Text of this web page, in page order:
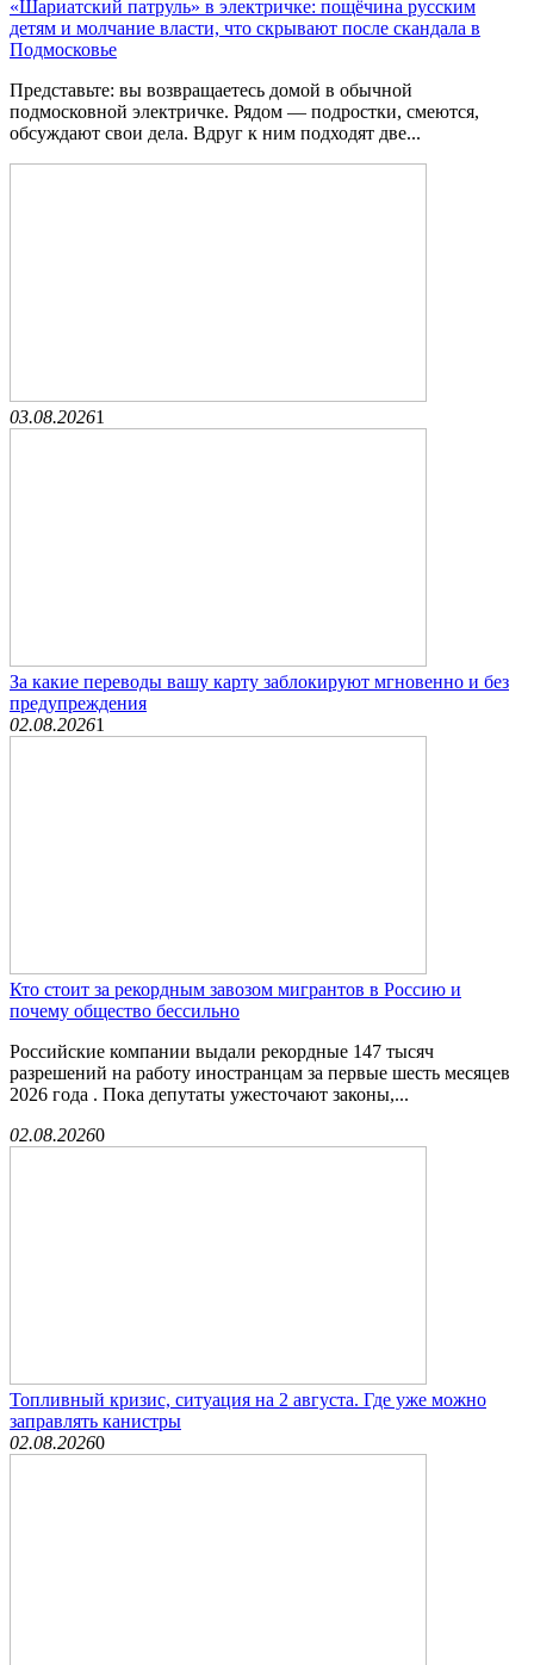
«Шариатский патруль» в электричке: пощёчина русским
детям и молчание власти, что скрывают после скандала в
Подмосковье
Представьте: вы возвращаетесь домой в обычной
подмосковной электричке. Рядом — подростки, смеются,
обсуждают свои дела. Вдруг к ним подходят две...
03.08.20261
За какие переводы вашу карту заблокируют мгновенно и без
предупреждения
02.08.20261
Кто стоит за рекордным завозом мигрантов в Россию и
почему общество бессильно
Российские компании выдали рекордные 147 тысяч
разрешений на работу иностранцам за первые шесть месяцев
2026 года . Пока депутаты ужесточают законы,...
02.08.20260
Топливный кризис, ситуация на 2 августа. Где уже можно
заправлять канистры
02.08.20260